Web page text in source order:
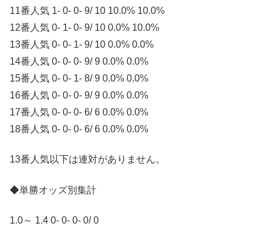
11番人気 1- 0- 0- 9/ 10 10.0% 10.0%
12番人気 0- 1- 0- 9/ 10 0.0% 10.0%
13番人気 0- 0- 1- 9/ 10 0.0% 0.0%
14番人気 0- 0- 0- 9/ 9 0.0% 0.0%
15番人気 0- 0- 1- 8/ 9 0.0% 0.0%
16番人気 0- 0- 0- 9/ 9 0.0% 0.0%
17番人気 0- 0- 0- 6/ 6 0.0% 0.0%
18番人気 0- 0- 0- 6/ 6 0.0% 0.0%
13番人気以下は連対がありません。
◆単勝オッズ別集計
1.0～ 1.4 0- 0- 0- 0/ 0